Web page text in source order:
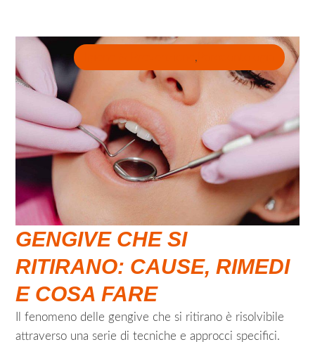
GENGIVE CHE SI
RITIRANO: CAUSE, RIMEDI
E COSA FARE
,
Il fenomeno delle gengive che si ritirano è risolvibile
attraverso una serie di tecniche e approcci specifici.